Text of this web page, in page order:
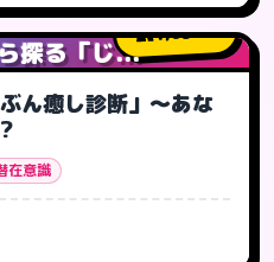
探る「じ...
1,630人
ん癒し診断」～あな
在意識